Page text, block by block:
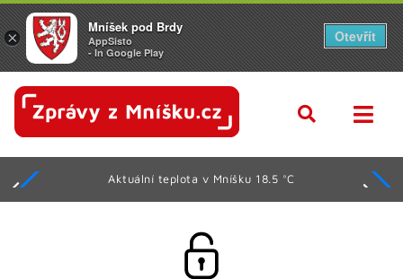
Aktuální teplota v Mníšku 18.5 °C
×
Mníšek pod Brdy
AppSisto
- In Google Play
Otevřít